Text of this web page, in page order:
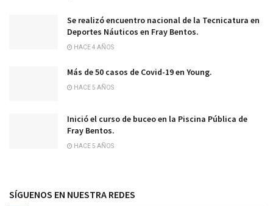
Se realizó encuentro nacional de la Tecnicatura en
Deportes Náuticos en Fray Bentos.
HACE 4 AÑOS
Más de 50 casos de Covid-19 en Young.
HACE 5 AÑOS
Inició el curso de buceo en la Piscina Pública de
Fray Bentos.
HACE 5 AÑOS
SÍGUENOS EN NUESTRA REDES